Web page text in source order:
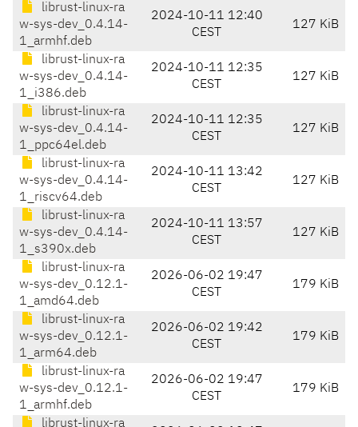
librust-linux-ra
w-sys-dev_0.4.14-
1_armhf.deb
2024-10-11 12:40
CEST
127 KiB
librust-linux-ra
w-sys-dev_0.4.14-
1_i386.deb
2024-10-11 12:35
CEST
127 KiB
librust-linux-ra
w-sys-dev_0.4.14-
1_ppc64el.deb
2024-10-11 12:35
CEST
127 KiB
librust-linux-ra
w-sys-dev_0.4.14-
1_riscv64.deb
2024-10-11 13:42
CEST
127 KiB
librust-linux-ra
w-sys-dev_0.4.14-
1_s390x.deb
2024-10-11 13:57
CEST
127 KiB
librust-linux-ra
w-sys-dev_0.12.1-
1_amd64.deb
2026-06-02 19:47
CEST
179 KiB
librust-linux-ra
w-sys-dev_0.12.1-
1_arm64.deb
2026-06-02 19:42
CEST
179 KiB
librust-linux-ra
w-sys-dev_0.12.1-
1_armhf.deb
2026-06-02 19:47
CEST
179 KiB
librust-linux-ra